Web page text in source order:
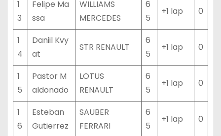
1
3
Felipe Ma
ssa
WILLIAMS
MERCEDES
6
5
+1 lap 0
1
4
Daniil Kvy
at
STR RENAULT
6
5
+1 lap 0
1
5
Pastor M
aldonado
LOTUS
RENAULT
6
5
+1 lap 0
1
6
Esteban
Gutierrez
SAUBER
FERRARI
6
5
+1 lap 0